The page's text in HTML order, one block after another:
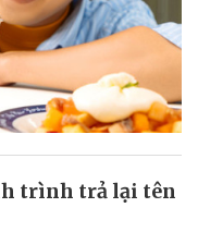
trình trả lại tên